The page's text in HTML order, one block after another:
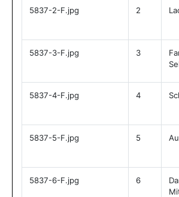
5837-2-F.jpg 2
5837-3-F.jpg 3
5837-4-F.jpg 4
5837-5-F.jpg 5
5837-6-F.jpg 6